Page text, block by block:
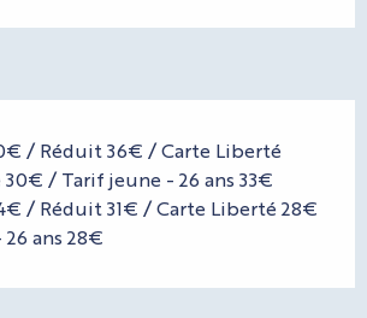
/ Réduit 36€ / Carte Liberté
/ Tarif jeune - 26 ans 33€
/ Réduit 31€ / Carte Liberté 28€
ans 28€